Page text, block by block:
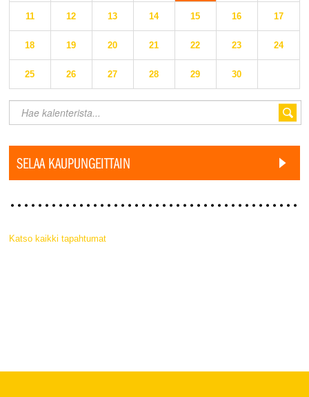
11 12 13 14 15 16 17
18 19 20 21 22 23 24
25 26 27 28 29 30
SELAA KAUPUNGEITTAIN
Katso kaikki tapahtumat